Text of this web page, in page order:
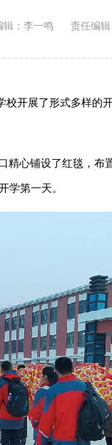
辑：李一鸣 责任编
开展了形式多样的
精心铺设了红毯，布
学第一天。